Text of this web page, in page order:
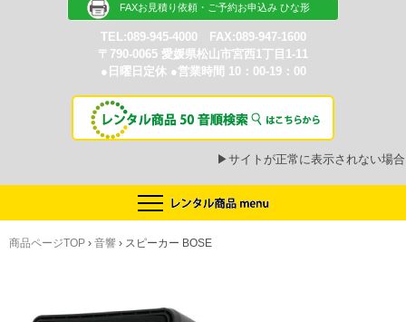
FAXお見積り依頼・ご予約お申込み ひな形
TEL:089-945-4000 FAX:089-947-1600
〒790-0065 愛媛県松山市宮西1丁目1-11
●日曜日定休 ●営業時間 10：00-19：00
▶サイトが正常に表示されない場合
商品ページTOP › 音響 › スピーカー BOSE